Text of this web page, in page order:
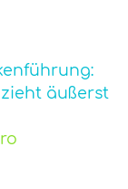
äußerst